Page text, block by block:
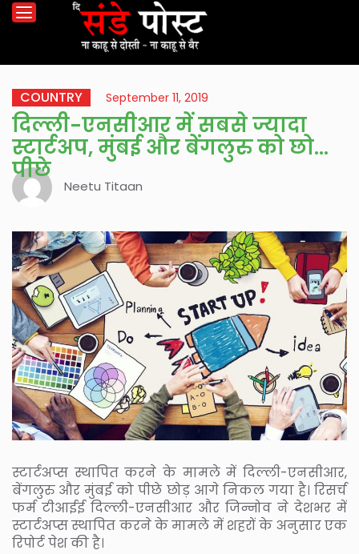
COUNTRY September 11, 2019
दिल्ली-एनसीआर में सबसे ज्यादा
स्टार्टअप, मुंबई और बेंगलुरु को छोड़ा
पीछे
Neetu Titaan
स्टार्टअप्स स्थापित करने के मामले में दिल्ली-एनसीआर,
बेंगलुरु और मुंबई को पीछे छोड़ आगे निकल गया है। रिसर्च
फर्म टीआईई दिल्ली-एनसीआर और जिन्नोव ने देशभर में
स्टार्टअप्स स्थापित करने के मामले में शहरों के अनुसार एक
रिपोर्ट पेश की है।